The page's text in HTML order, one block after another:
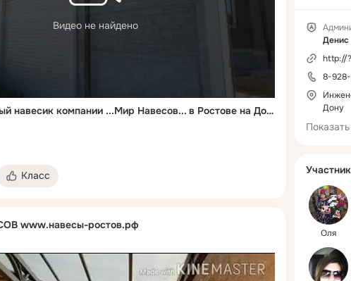
Видео не найдено
Красивый ажурный навесик компании ...Мир Навесов... в Ростове на Дону.
Класс
www.навесы-ростов.рф
Проект.
работы с
также
сетки,
http://
8-928-
Дону
Оля